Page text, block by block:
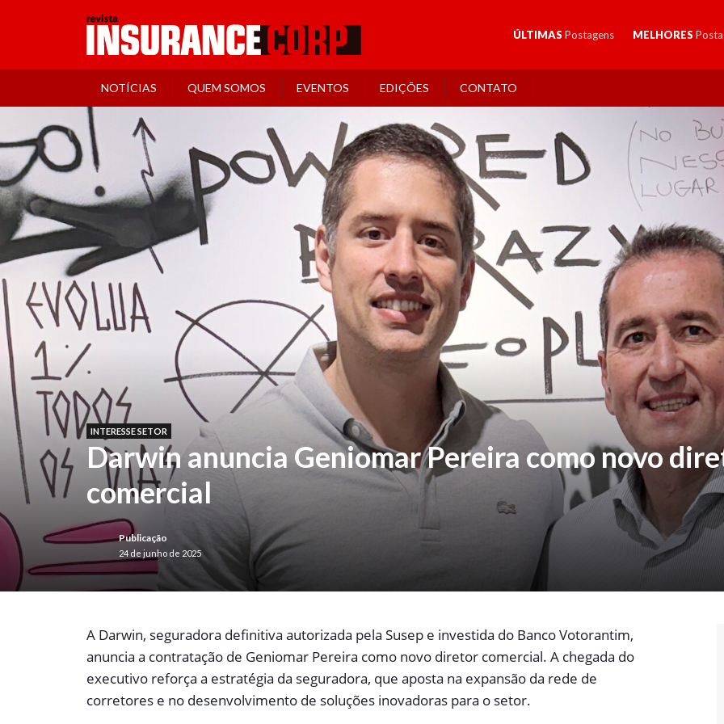
ÚLTIMAS Postagens MELHORES
NOTÍCIAS QUEM SOMOS EVENTOS EDIÇÕES CONTATO
INTERESSE SETOR
Darwin anuncia Geniomar Pereira como novo
comercial
Publicação
24 de junho de 2025
A Darwin, seguradora definitiva autorizada pela Susep e investida do Banco Votorantim,
anuncia a contratação de Geniomar Pereira como novo diretor comercial. A chegada do
executivo reforça a estratégia da seguradora, que aposta na expansão da rede de
corretores e no desenvolvimento de soluções inovadoras para o setor.